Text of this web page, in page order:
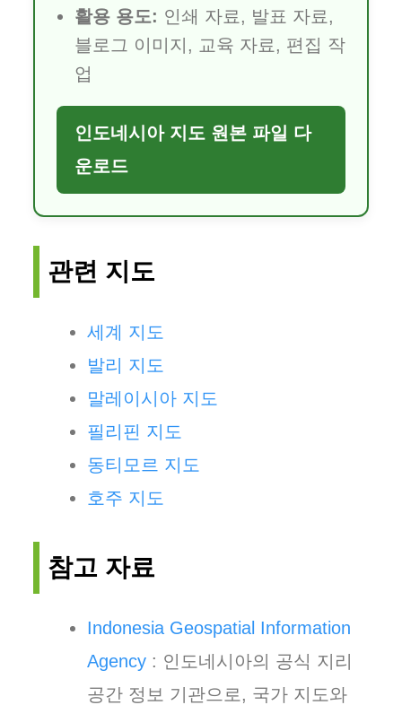
활용 용도: 인쇄 자료, 발표 자료,
블로그 이미지, 교육 자료, 편집 작
업
인도네시아 지도 원본 파일 다
운로드
관련 지도
세계 지도
발리 지도
말레이시아 지도
필리핀 지도
동티모르 지도
호주 지도
참고 자료
Indonesia Geospatial Information
Agency : 인도네시아의 공식 지리
공간 정보 기관으로, 국가 지도와